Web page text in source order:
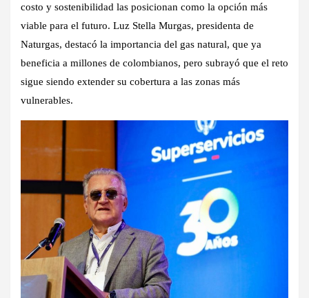
costo y sostenibilidad las posicionan como la opción más
viable para el futuro. Luz Stella Murgas, presidenta de
Naturgas, destacó la importancia del gas natural, que ya
beneficia a millones de colombianos, pero subrayó que el reto
sigue siendo extender su cobertura a las zonas más
vulnerables.